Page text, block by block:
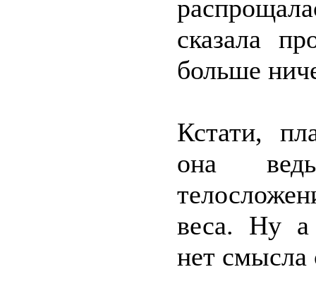
сказала
больше
Кстати,
она
веса. Ну а
нет смысла